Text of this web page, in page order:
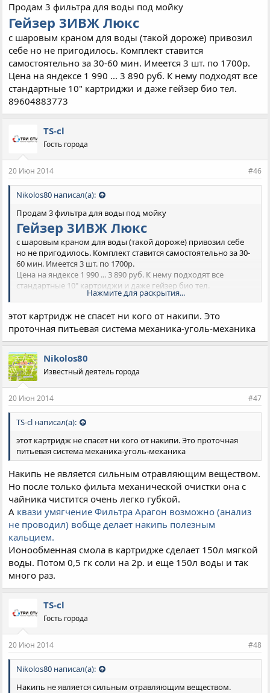
Продам 3 фильтра для воды под мойку
Гейзер 3ИВЖ Люкс
с шаровым краном для воды (такой дороже) привозил
себе но не пригодилось. Комплект ставится
самостоятельно за 30-60 мин. Имеется 3 шт. по 1700р.
Цена на яндексе 1 990 ... 3 890 руб. К нему подходят все
стандартные 10" картриджи и даже гейзер био тел.
89604883773
TS-cl
Гость города
20 Июн 2014 #46
Nikolos80 написал(а):
Продам 3 фильтра для воды под мойку
Гейзер 3ИВЖ Люкс
с шаровым краном для воды (такой дороже) привозил себе
но не пригодилось. Комплект ставится самостоятельно за 30-
60 мин. Имеется 3 шт. по 1700р.
Цена на яндексе 1 990 ... 3 890 руб. К нему подходят все
стандартные 10" картриджи и даже гейзер био тел.
Нажмите для раскрытия...
этот картридж не спасет ни кого от накипи. Это
проточная питьевая система механика-уголь-механика
Nikolos80
Известный деятель города
20 Июн 2014 #47
TS-cl написал(а):
этот картридж не спасет ни кого от накипи. Это проточная
питьевая система механика-уголь-механика
Накипь не является сильным отравляющим веществом.
Но после только фильта механической очистки она с
чайника чистится очень легко губкой.
А квази умягчение Фильтра Арагон возможно (анализ
не проводил) вобще делает накипь полезным
кальцием.
Ионообменная смола в картридже сделает 150л мягкой
воды. Потом 0,5 гк соли на 2р. и еще 150л воды и так
много раз.
TS-cl
Гость города
20 Июн 2014 #48
Nikolos80 написал(а):
Накипь не является сильным отравляющим веществом.